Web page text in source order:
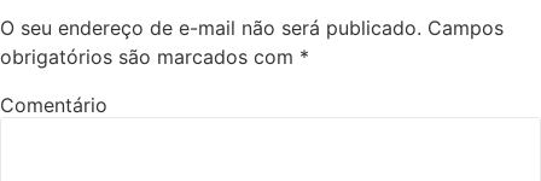
O seu endereço de e-mail não será publicado. Campos
obrigatórios são marcados com *
Comentário